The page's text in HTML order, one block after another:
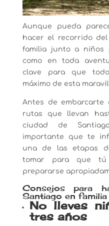
Aunque pueda
hacer el recorrido
familia junto a niños
como en toda
clave para que
máximo de esta
Antes de embarcarte
rutas que llevan
ciudad de
importante que te
una de las etapas
tomar para que
prepararse
Consejos para
Santiago en familia
No lleves
tres años